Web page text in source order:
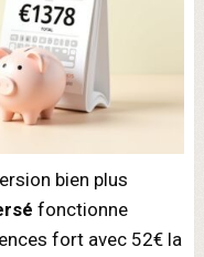
bien plus
fonctionne
fort avec 52€ la